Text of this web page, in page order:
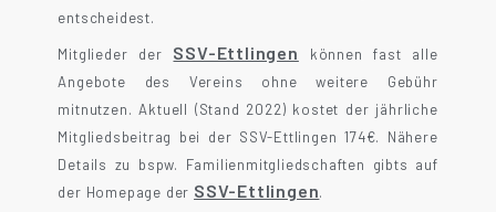
entscheidest.
Mitglieder der SSV-Ettlingen
können fast alle
Angebote des Vereins ohne weitere Gebühr
mitnutzen. Aktuell (Stand 2022) kostet der jährliche
Mitgliedsbeitrag bei der SSV-Ettlingen 174€. Nähere
Details zu bspw. Familienmitgliedschaften gibts auf
der Homepage der SSV-Ettlingen.